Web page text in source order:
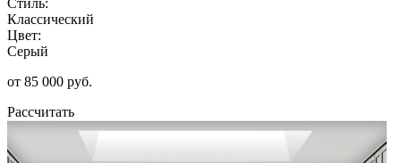
Классический
Цвет:
Серый
от 85 000 руб.
Рассчитать